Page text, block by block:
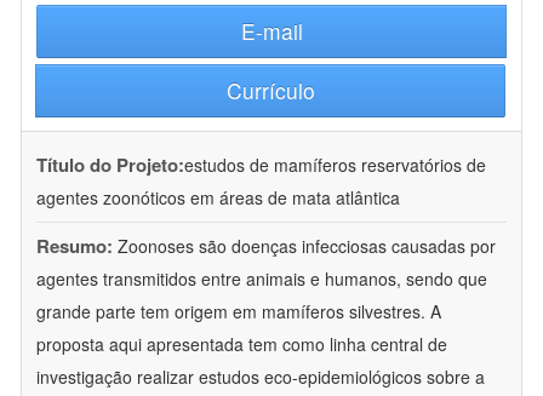
E-mail
Currículo
Título do Projeto:estudos de mamíferos reservatórios de
agentes zoonóticos em áreas de mata atlântica
Resumo: Zoonoses são doenças infecciosas causadas por
agentes transmitidos entre animais e humanos, sendo que
grande parte tem origem em mamíferos silvestres. A
proposta aqui apresentada tem como linha central de
investigação realizar estudos eco-epidemiológicos sobre a